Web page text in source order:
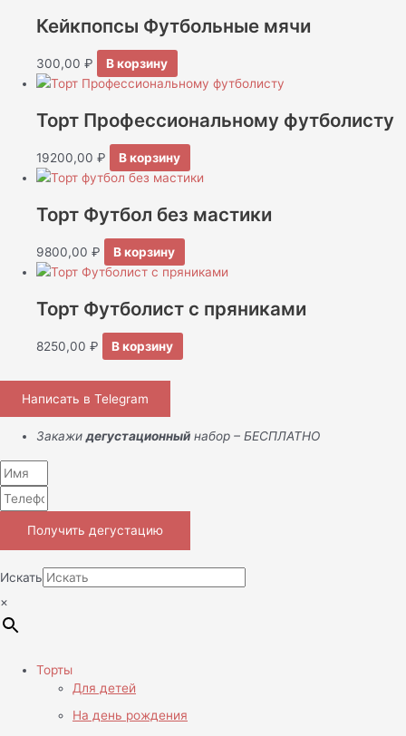
Кейкпопсы Футбольные мячи
300,00 ₽ В корзину
Торт Профессиональному футболисту
19200,00 ₽ В корзину
Торт Футбол без мастики
9800,00 ₽ В корзину
Торт Футболист с пряниками
8250,00 ₽ В корзину
Написать в Telegram
Закажидегустационный набор – БЕСПЛАТНО
Получить дегустацию
Искать
×
Торты
Для детей
На день рождения